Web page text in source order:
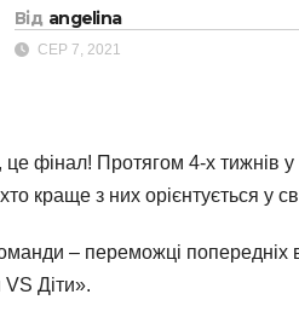
Від angelina
СЕР 7, 2021
це фінал! Протягом 4-х тижнів у
краще з них орієнтується у
– переможці попередніх
Діти».